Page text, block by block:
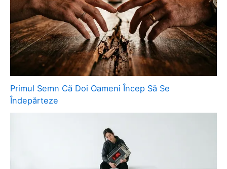
Primul Semn Că Doi Oameni Încep Să Se
Îndepărteze